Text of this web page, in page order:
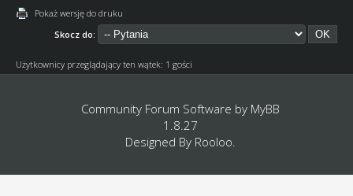
Pokaż wersję do druku
Skocz do:
Użytkownicy przeglądający ten wątek: 1 gości
Community Forum Software by MyBB
1.8.27
Designed By Rooloo